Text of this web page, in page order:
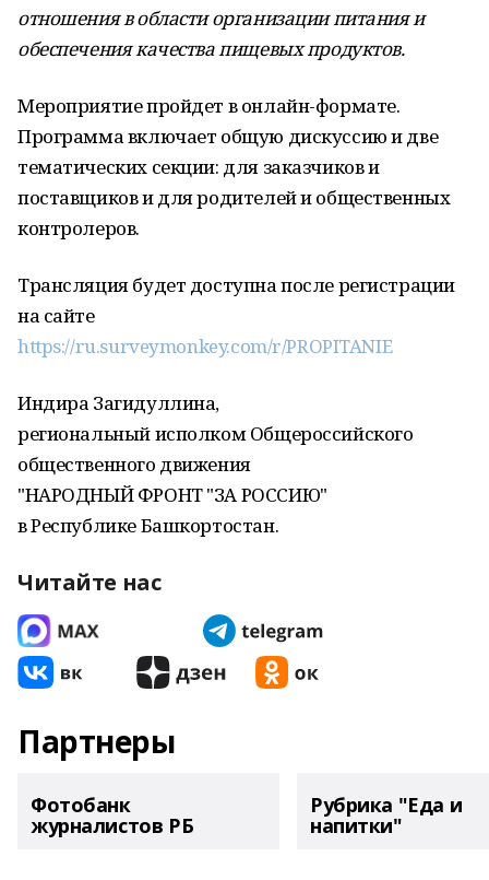
отношения в области организации питания и
обеспечения качества пищевых продуктов.
Мероприятие пройдет в онлайн-формате.
Программа включает общую дискуссию и две
тематических секции: для заказчиков и
поставщиков и для родителей и общественных
контролеров.
Трансляция будет доступна после регистрации
на сайте
https://ru.surveymonkey.com/r/PROPITANIE
Индира Загидуллина,
региональный исполком Общероссийского
общественного движения
"НАРОДНЫЙ ФРОНТ "ЗА РОССИЮ"
в Республике Башкортостан.
Читайте нас
Партнеры
Фотобанк
журналистов РБ
Рубрика "Еда и
напитки"